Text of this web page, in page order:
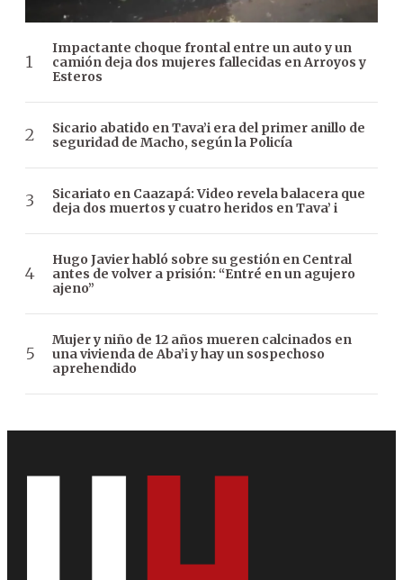
Impactante choque frontal entre un auto y un
camión deja dos mujeres fallecidas en Arroyos y
Esteros
Sicario abatido en Tava’i era del primer anillo de
seguridad de Macho, según la Policía
Sicariato en Caazapá: Video revela balacera que
deja dos muertos y cuatro heridos en Tava’ i
Hugo Javier habló sobre su gestión en Central
antes de volver a prisión: “Entré en un agujero
ajeno”
Mujer y niño de 12 años mueren calcinados en
una vivienda de Aba’i y hay un sospechoso
aprehendido